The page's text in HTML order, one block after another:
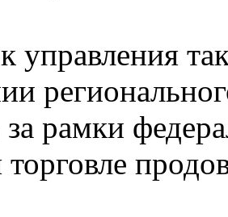
управления
рамки
торговле